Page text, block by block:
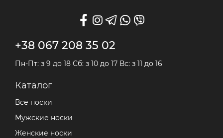
+38 067 208 35 02
Пн-Пт: з 9 до 18 Сб: з 10 до 17 Вс: з 11 до 16
Каталог
Все носки
Мужские носки
Женские носки